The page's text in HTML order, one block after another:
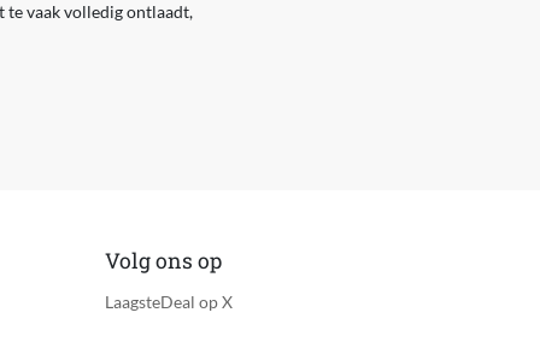
te vaak volledig ontlaadt,
Volg ons op
LaagsteDeal op X